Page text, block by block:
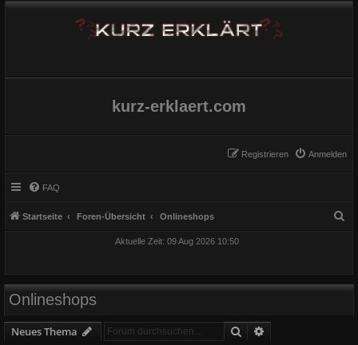
kurz-erklaert.com
Anmelden
Registrieren
FAQ
Startseite Foren-Übersicht Onlineshops
Aktuelle Zeit: 09 Aug 2026 10:50
Onlineshops
Neues Thema Suche